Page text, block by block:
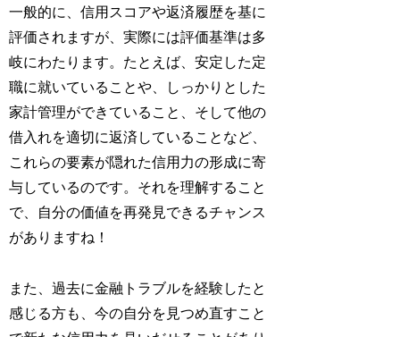
一般的に、信用スコアや返済履歴を基に
評価されますが、実際には評価基準は多
岐にわたります。たとえば、安定した定
職に就いていることや、しっかりとした
家計管理ができていること、そして他の
借入れを適切に返済していることなど、
これらの要素が隠れた信用力の形成に寄
与しているのです。それを理解すること
で、自分の価値を再発見できるチャンス
がありますね！
また、過去に金融トラブルを経験したと
感じる方も、今の自分を見つめ直すこと